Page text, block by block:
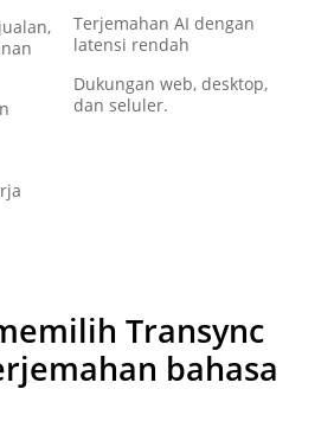
Terjemahan AI dengan
latensi rendah
Dukungan web, desktop,
dan seluler.
Transync
bahasa